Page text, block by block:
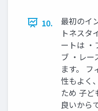
10.
最初のイ
トネスタ
ートは ・
ブ ・レー
ます。
性もよく
ため 子ど
良いから